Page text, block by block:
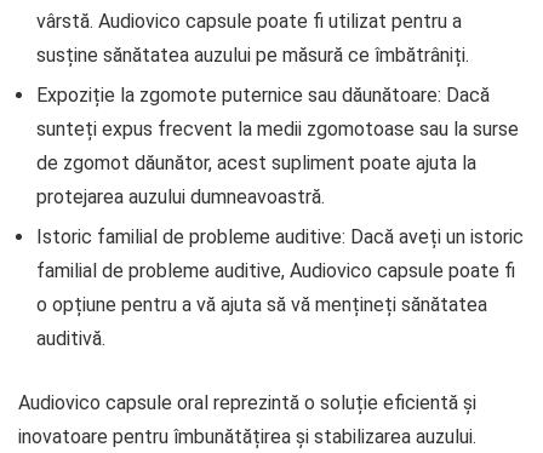
vârstă. Audiovico capsule poate fi utilizat pentru a
susține sănătatea auzului pe măsură ce îmbătrâniți.
Expoziție la zgomote puternice sau dăunătoare: Dacă
sunteți expus frecvent la medii zgomotoase sau la surse
de zgomot dăunător, acest supliment poate ajuta la
protejarea auzului dumneavoastră.
Istoric familial de probleme auditive: Dacă aveți un istoric
familial de probleme auditive, Audiovico capsule poate fi
o opțiune pentru a vă ajuta să vă mențineți sănătatea
auditivă.
Audiovico capsule oral reprezintă o soluție eficientă și
inovatoare pentru îmbunătățirea și stabilizarea auzului.